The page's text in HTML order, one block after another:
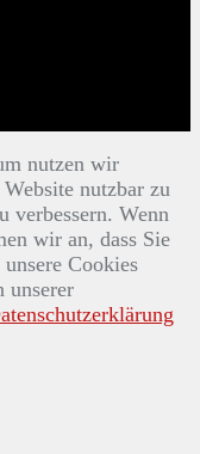
nutzen wir
nutzbar zu
verbessern. Wenn
wir an, dass Sie
Cookies
unserer